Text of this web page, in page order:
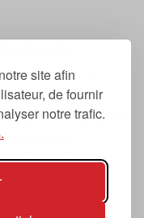
site afin
de fournir
notre trafic.
sur la
dont la
», « suivant
du
tendances
la musique
et des